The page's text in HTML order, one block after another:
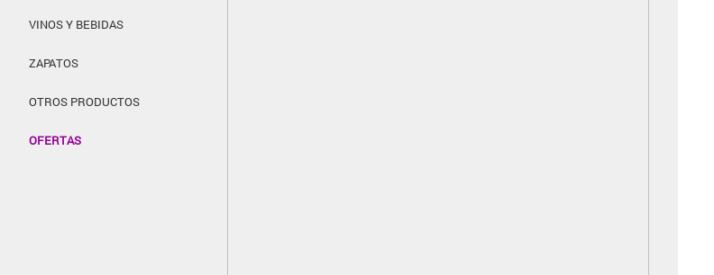
VINOS Y BEBIDAS
ZAPATOS
OTROS PRODUCTOS
OFERTAS